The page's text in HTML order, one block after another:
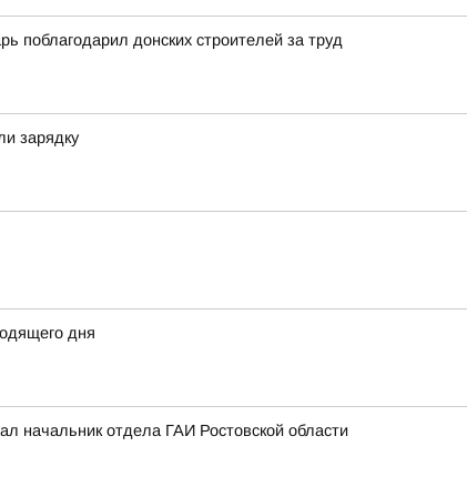
поблагодарил донских строителей за труд
зарядку
дня
начальник отдела ГАИ Ростовской области